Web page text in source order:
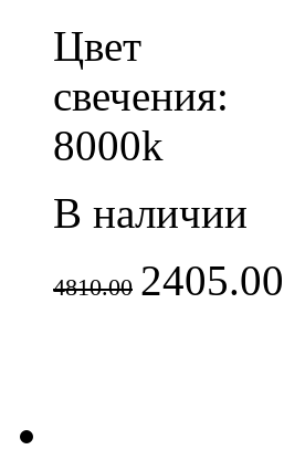
Цвет
свечения:
8000k
В наличии
4810.00 2405.00